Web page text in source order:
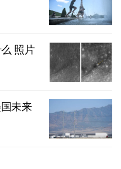
照片
未来